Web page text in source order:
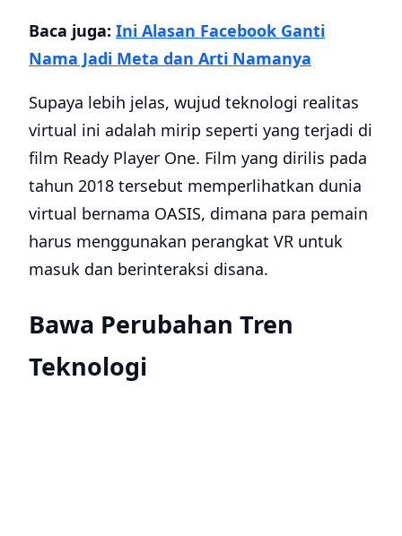
Baca juga: Ini Alasan Facebook Ganti
Nama Jadi Meta dan Arti Namanya
Supaya lebih jelas, wujud teknologi realitas
virtual ini adalah mirip seperti yang terjadi di
film Ready Player One. Film yang dirilis pada
tahun 2018 tersebut memperlihatkan dunia
virtual bernama OASIS, dimana para pemain
harus menggunakan perangkat VR untuk
masuk dan berinteraksi disana.
Bawa Perubahan Tren
Teknologi